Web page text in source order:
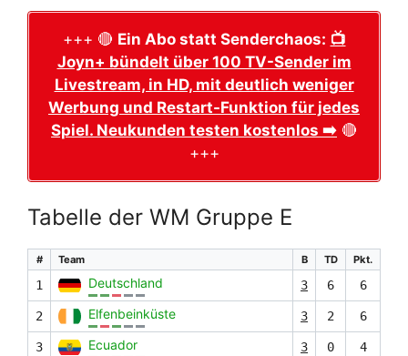
+++ 🔴 Ein Abo statt Senderchaos: 📺
Joyn+ bündelt über 100 TV-Sender im
Livestream, in HD, mit deutlich weniger
Werbung und Restart-Funktion für jedes
Spiel. Neukunden testen kostenlos ➡️ 🔴
+++
Tabelle der WM Gruppe E
# Team B TD Pkt.
1 Deutschland 3 6 6
2 Elfenbeinküste 3 2 6
3 Ecuador 3 0 4